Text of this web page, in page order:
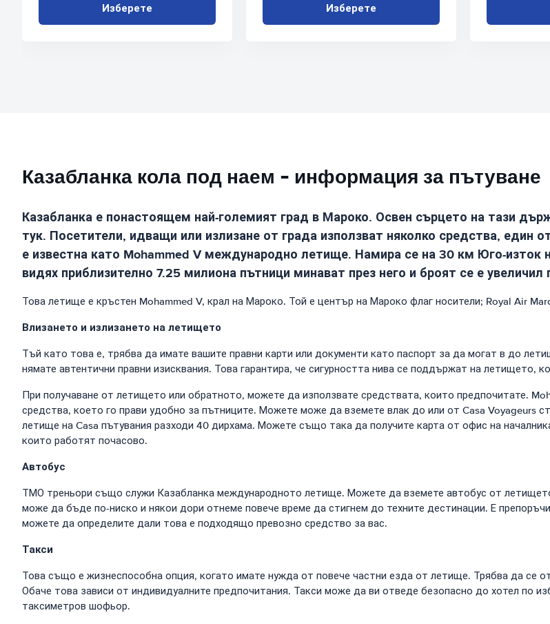
Изберете Изберете
Казабланка кола под наем - информация за пътуване
Казабланка е понастоящем най-големият град в Мароко. Освен сърцето на тази
тук. Посетители, идващи или излизане от града използват няколко средства, един
е известна като Mohammed V международно летище. Намира се на 30 км Юго-изток
видях приблизително 7.25 милиона пътници минават през него и броят се е увеличил
Това летище е кръстен Mohammed V, крал на Мароко. Той е център на Мароко флаг носители; Royal Air
Влизането и излизането на летището
Тъй като това е, трябва да имате вашите правни карти или документи като паспорт за да могат в до
нямате автентични правни изисквания. Това гарантира, че сигурността нива се поддържат на летището,
При получаване от летището или обратното, можете да използвате средствата, които предпочитате.
средства, което го прави удобно за пътниците. Можете може да вземете влак до или от Casa Voyageurs
летище на Casa пътувания разходи 40 дирхама. Можете също така да получите карта от офис на
които работят почасово.
Автобус
ТМО треньори също служи Казабланка международното летище. Можете да вземете автобус от
може да бъде по-ниско и някои дори отнеме повече време да стигнем до техните дестинации. Е
можете да определите дали това е подходящо превозно средство за вас.
Такси
Това също е жизнеспособна опция, когато имате нужда от повече частни езда от летище. Трябва да се
Обаче това зависи от индивидуалните предпочитания. Такси може да ви отведе безопасно до хотел по
таксиметров шофьор.